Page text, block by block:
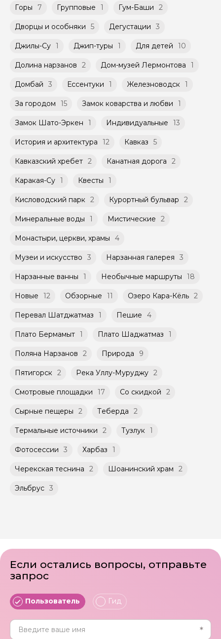
заключенного между Организатором и
к Оферте Сервиса.
Способы оплаты на сайте: Картой
российского банка можно оплатить любую
Мини-группы проводятся на тех же
условиях, что и групповые, но с количество
не более 10 человек)
Горы 7 Групповые 1 Гум-Баши 2
Дворцы и особняки 5 Дегустации 3
Джилы-Су 1 Джип-туры 1 Для детей 10
Долина нарзанов 2 Дом-музей Лермонтова 1
Домбай 3 Ессентуки 1 Железноводск 1
За городом 15 Замок коварства и любви 1
Замок Шато-Эркен 1 Индивидуальные 13
История и архитектура 12 Кавказ 5
Кавказский хребет 2 Канатная дорога 2
Каракая-Су 1 Квесты 1
Кисловодский парк 2 Курортный бульвар 2
Минеральные воды 1 Мистические 2
Монастыри, церкви, храмы 4
Музеи и искусство 3 Нарзанная галерея 3
Нарзанные ванны 1 Необычные маршруты 18
Новые 12 Обзорные 11 Озеро Кара-Кёль 2
Перевал Шатджатмаз 1 Пешие 4
Плато Бермамыт 1 Плато Шаджатмаз 1
Поляна Нарзанов 2 Природа 9
Пятигорск 2 Река Уллу-Муруджу 2
Смотровые площадки 17 Со скидкой 2
Сырные пещеры 2 Теберда 2
Термальные источники 2 Тузлук 1
Фотосессии 3 Харбаз 1
Черекская теснина 2 Шоанинский храм 2
Эльбрус 3
Если остались вопросы, отправьте
запрос
Пользователь Гид